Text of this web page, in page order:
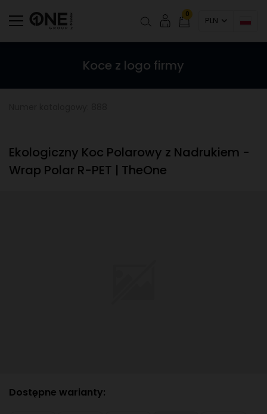
0
PLN
Koce z logo firmy
Ekologiczny Koc Polarowy z Nadrukiem -
Wrap Polar R-PET | TheOne
Dostępne warianty: